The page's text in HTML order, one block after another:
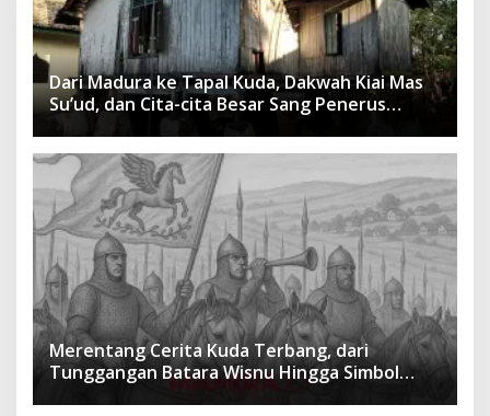
Dari Madura ke Tapal Kuda, Dakwah Kiai Mas
Su’ud, dan Cita-cita Besar Sang Penerus
Merentang Cerita Kuda Terbang, dari
Tunggangan Batara Wisnu Hingga Simbol